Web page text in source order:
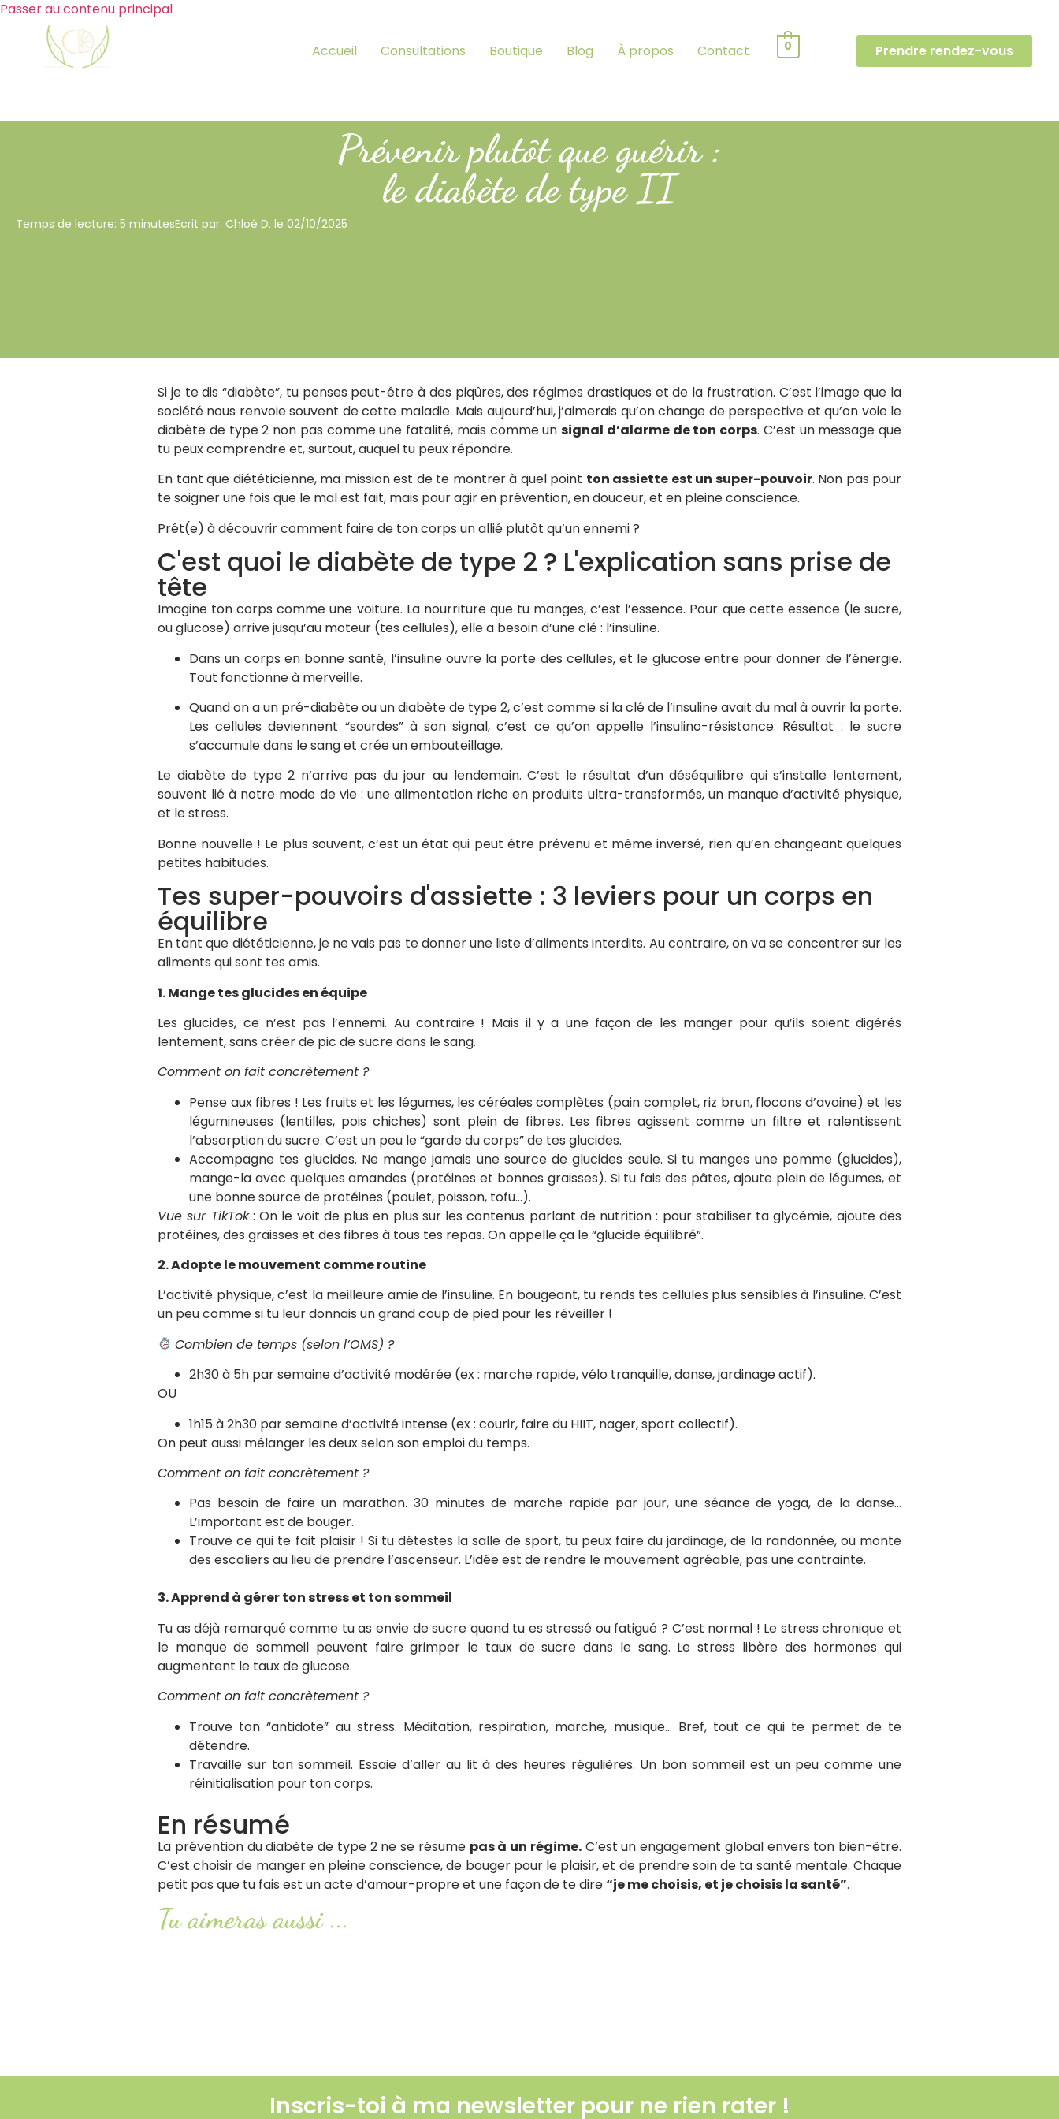
Passer au contenu principal
Accueil Consultations Boutique Blog À propos Contact 0 Prendre rendez-vous
Prévenir plutôt que guérir :
le diabète de type II
Temps de lecture: 5 minutesEcrit par: Chloé D. le 02/10/2025
Si je te dis “diabète”, tu penses peut-être à des piqûres, des régimes drastiques et de la frustration. C’est l’image que la
société nous renvoie souvent de cette maladie. Mais aujourd’hui, j’aimerais qu’on change de perspective et qu’on voie le
diabète de type 2 non pas comme une fatalité, mais comme un signal d’alarme de ton corps. C’est un message que
tu peux comprendre et, surtout, auquel tu peux répondre.
En tant que diététicienne, ma mission est de te montrer à quel point ton assiette est un super-pouvoir. Non pas pour
te soigner une fois que le mal est fait, mais pour agir en prévention, en douceur, et en pleine conscience.
Prêt(e) à découvrir comment faire de ton corps un allié plutôt qu’un ennemi ?
C'est quoi le diabète de type 2 ? L'explication sans prise de
tête
Imagine ton corps comme une voiture. La nourriture que tu manges, c’est l’essence. Pour que cette essence (le sucre,
ou glucose) arrive jusqu’au moteur (tes cellules), elle a besoin d’une clé : l’insuline.
Dans un corps en bonne santé, l’insuline ouvre la porte des cellules, et le glucose entre pour donner de l’énergie.
Tout fonctionne à merveille.
Quand on a un pré-diabète ou un diabète de type 2, c’est comme si la clé de l’insuline avait du mal à ouvrir la porte.
Les cellules deviennent “sourdes” à son signal, c’est ce qu’on appelle l’insulino-résistance. Résultat : le sucre
s’accumule dans le sang et crée un embouteillage.
Le diabète de type 2 n’arrive pas du jour au lendemain. C’est le résultat d’un déséquilibre qui s’installe lentement,
souvent lié à notre mode de vie : une alimentation riche en produits ultra-transformés, un manque d’activité physique,
et le stress.
Bonne nouvelle ! Le plus souvent, c’est un état qui peut être prévenu et même inversé, rien qu’en changeant quelques
petites habitudes.
Tes super-pouvoirs d'assiette : 3 leviers pour un corps en
équilibre
En tant que diététicienne, je ne vais pas te donner une liste d’aliments interdits. Au contraire, on va se concentrer sur les
aliments qui sont tes amis.
1. Mange tes glucides en équipe
Les glucides, ce n’est pas l’ennemi. Au contraire ! Mais il y a une façon de les manger pour qu’ils soient digérés
lentement, sans créer de pic de sucre dans le sang.
Comment on fait concrètement ?
Pense aux fibres ! Les fruits et les légumes, les céréales complètes (pain complet, riz brun, flocons d’avoine) et les
légumineuses (lentilles, pois chiches) sont plein de fibres. Les fibres agissent comme un filtre et ralentissent
l’absorption du sucre. C’est un peu le “garde du corps” de tes glucides.
Accompagne tes glucides. Ne mange jamais une source de glucides seule. Si tu manges une pomme (glucides),
mange-la avec quelques amandes (protéines et bonnes graisses). Si tu fais des pâtes, ajoute plein de légumes, et
une bonne source de protéines (poulet, poisson, tofu…).
Vue sur TikTok: On le voit de plus en plus sur les contenus parlant de nutrition : pour stabiliser ta glycémie, ajoute des
protéines, des graisses et des fibres à tous tes repas. On appelle ça le “glucide équilibré”.
2. Adopte le mouvement comme routine
L’activité physique, c’est la meilleure amie de l’insuline. En bougeant, tu rends tes cellules plus sensibles à l’insuline. C’est
un peu comme si tu leur donnais un grand coup de pied pour les réveiller !
Combien de temps (selon l’OMS) ?
2h30 à 5h par semaine d’activité modérée (ex : marche rapide, vélo tranquille, danse, jardinage actif).
OU
1h15 à 2h30 par semaine d’activité intense (ex : courir, faire du HIIT, nager, sport collectif).
On peut aussi mélanger les deux selon son emploi du temps.
Comment on fait concrètement ?
Pas besoin de faire un marathon. 30 minutes de marche rapide par jour, une séance de yoga, de la danse…
L’important est de bouger.
Trouve ce qui te fait plaisir ! Si tu détestes la salle de sport, tu peux faire du jardinage, de la randonnée, ou monte
des escaliers au lieu de prendre l’ascenseur. L’idée est de rendre le mouvement agréable, pas une contrainte.
3. Apprend à gérer ton stress et ton sommeil
Tu as déjà remarqué comme tu as envie de sucre quand tu es stressé ou fatigué ? C’est normal ! Le stress chronique et
le manque de sommeil peuvent faire grimper le taux de sucre dans le sang. Le stress libère des hormones qui
augmentent le taux de glucose.
Comment on fait concrètement ?
Trouve ton “antidote” au stress. Méditation, respiration, marche, musique… Bref, tout ce qui te permet de te
détendre.
Travaille sur ton sommeil. Essaie d’aller au lit à des heures régulières. Un bon sommeil est un peu comme une
réinitialisation pour ton corps.
En résumé
La prévention du diabète de type 2 ne se résume pas à un régime.C’est un engagement global envers ton bien-être.
C’est choisir de manger en pleine conscience, de bouger pour le plaisir, et de prendre soin de ta santé mentale. Chaque
petit pas que tu fais est un acte d’amour-propre et une façon de te dire“je me choisis, et je choisis la santé”.
Tu aimeras aussi ...
Inscris-toi à ma newsletter pour ne rien rater !